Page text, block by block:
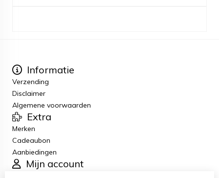
Informatie
Verzending
Disclaimer
Algemene voorwaarden
Extra
Merken
Cadeaubon
Aanbiedingen
Mijn account